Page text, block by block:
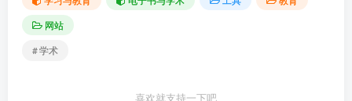
网站
# 学术
喜欢就支持一下吧